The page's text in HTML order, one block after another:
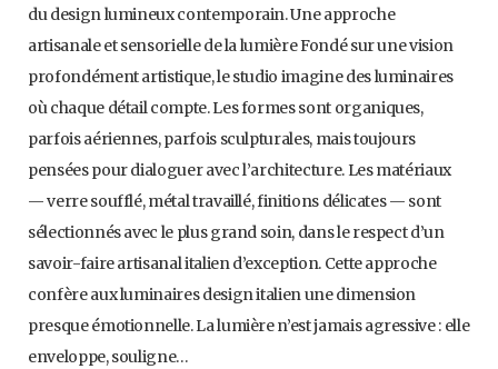
du design lumineux contemporain. Une approche
artisanale et sensorielle de la lumière Fondé sur une vision
profondément artistique, le studio imagine des luminaires
où chaque détail compte. Les formes sont organiques,
parfois aériennes, parfois sculpturales, mais toujours
pensées pour dialoguer avec l’architecture. Les matériaux
— verre soufflé, métal travaillé, finitions délicates — sont
sélectionnés avec le plus grand soin, dans le respect d’un
savoir-faire artisanal italien d’exception. Cette approche
confère aux luminaires design italien une dimension
presque émotionnelle. La lumière n’est jamais agressive : elle
enveloppe, souligne…